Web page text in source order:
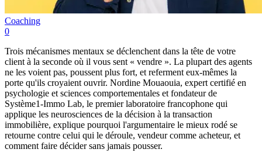
Coaching
0
Trois mécanismes mentaux se déclenchent dans la tête de votre
client à la seconde où il vous sent « vendre ». La plupart des agents
ne les voient pas, poussent plus fort, et referment eux-mêmes la
porte qu'ils croyaient ouvrir. Nordine Mouaouia, expert certifié en
psychologie et sciences comportementales et fondateur de
Système1-Immo Lab, le premier laboratoire francophone qui
applique les neurosciences de la décision à la transaction
immobilière, explique pourquoi l'argumentaire le mieux rodé se
retourne contre celui qui le déroule, vendeur comme acheteur, et
comment faire décider sans jamais pousser.